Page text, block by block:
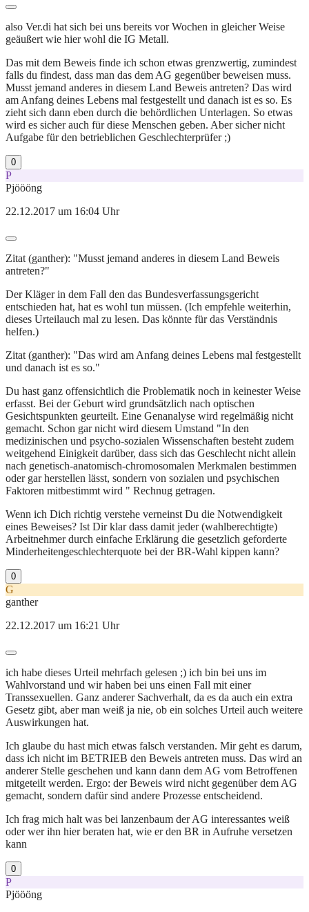
also Ver.di hat sich bei uns bereits vor Wochen in gleicher Weise
geäußert wie hier wohl die IG Metall.
Das mit dem Beweis finde ich schon etwas grenzwertig, zumindest
falls du findest, dass man das dem AG gegenüber beweisen muss.
Musst jemand anderes in diesem Land Beweis antreten? Das wird
am Anfang deines Lebens mal festgestellt und danach ist es so. Es
zieht sich dann eben durch die behördlichen Unterlagen. So etwas
wird es sicher auch für diese Menschen geben. Aber sicher nicht
Aufgabe für den betrieblichen Geschlechterprüfer ;)
0
P
Pjöööng
22.12.2017 um 16:04 Uhr
Zitat (ganther): "Musst jemand anderes in diesem Land Beweis
antreten?"
Der Kläger in dem Fall den das Bundesverfassungsgericht
entschieden hat, hat es wohl tun müssen. (Ich empfehle weiterhin,
dieses Urteilauch mal zu lesen. Das könnte für das Verständnis
helfen.)
Zitat (ganther): "Das wird am Anfang deines Lebens mal festgestellt
und danach ist es so."
Du hast ganz offensichtlich die Problematik noch in keinester Weise
erfasst. Bei der Geburt wird grundsätzlich nach optischen
Gesichtspunkten geurteilt. Eine Genanalyse wird regelmäßig nicht
gemacht. Schon gar nicht wird diesem Umstand "In den
medizinischen und psycho-sozialen Wissenschaften besteht zudem
weitgehend Einigkeit darüber, dass sich das Geschlecht nicht allein
nach genetisch-anatomisch-chromosomalen Merkmalen bestimmen
oder gar herstellen lässt, sondern von sozialen und psychischen
Faktoren mitbestimmt wird " Rechnug getragen.
Wenn ich Dich richtig verstehe verneinst Du die Notwendigkeit
eines Beweises? Ist Dir klar dass damit jeder (wahlberechtigte)
Arbeitnehmer durch einfache Erklärung die gesetzlich geforderte
Minderheitengeschlechterquote bei der BR-Wahl kippen kann?
0
G
ganther
22.12.2017 um 16:21 Uhr
ich habe dieses Urteil mehrfach gelesen ;) ich bin bei uns im
Wahlvorstand und wir haben bei uns einen Fall mit einer
Transsexuellen. Ganz anderer Sachverhalt, da es da auch ein extra
Gesetz gibt, aber man weiß ja nie, ob ein solches Urteil auch weitere
Auswirkungen hat.
Ich glaube du hast mich etwas falsch verstanden. Mir geht es darum,
dass ich nicht im BETRIEB den Beweis antreten muss. Das wird an
anderer Stelle geschehen und kann dann dem AG vom Betroffenen
mitgeteilt werden. Ergo: der Beweis wird nicht gegenüber dem AG
gemacht, sondern dafür sind andere Prozesse entscheidend.
Ich frag mich halt was bei lanzenbaum der AG interessantes weiß
oder wer ihn hier beraten hat, wie er den BR in Aufruhe versetzen
kann
0
P
Pjöööng